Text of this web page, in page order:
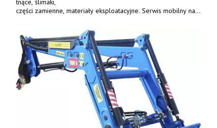
tnące, ślimaki,
części zamienne, materiały eksploatacyjne. Serwis mobilny na
Tel.: 61 285 38 61, 603 626 688.